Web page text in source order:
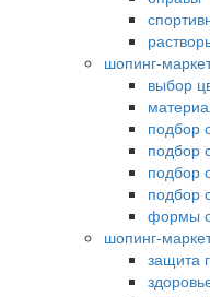
шопинг-
выбор
подбор
подбор
подбор
подбор
формы
шопинг-
защита